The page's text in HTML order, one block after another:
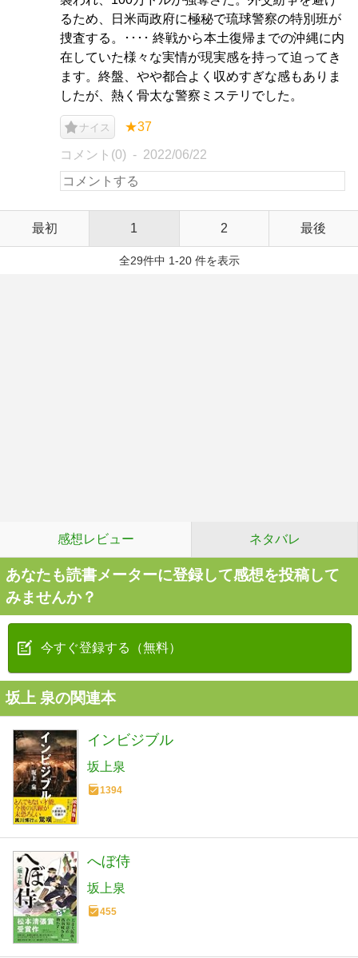
るため、日米両政府に極秘で琉球警察の特別班が
捜査する。････ 終戦から本土復帰までの沖縄に内
在していた様々な実情が現実感を持って迫ってき
ます。終盤、やや都合よく収めすぎな感もありま
したが、熱く骨太な警察ミステリでした。
ナイス ★37
コメント(0) 2022/06/22
最初 1 2 最後
全29件中 1-20 件を表示
感想レビュー ネタバレ
あなたも読書メーターに登録して感想を投稿して
みませんか？
今すぐ登録する（無料）
坂上 泉の関連本
インビジブル
坂上泉
1394
へぼ侍
坂上泉
455